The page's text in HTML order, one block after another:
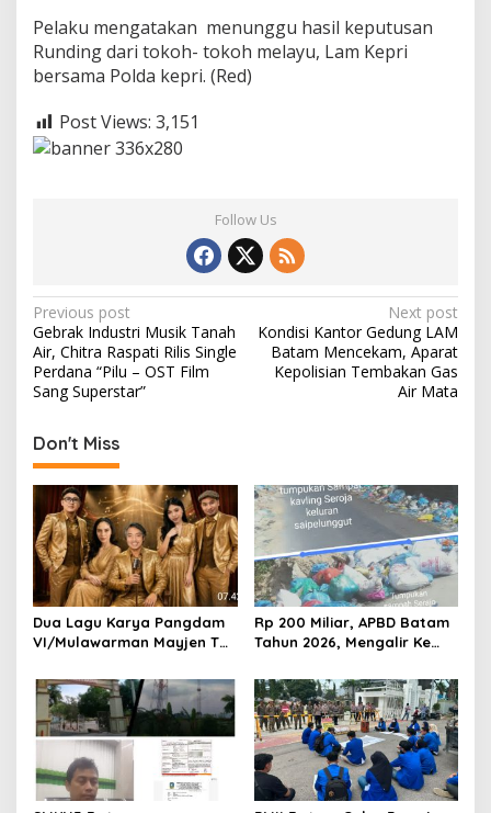
Pelaku mengatakan menunggu hasil keputusan
Runding dari tokoh- tokoh melayu, Lam Kepri
bersama Polda kepri. (Red)
Post Views: 3,151
Follow Us
P
o
s
n
a
v
i
g
a
t
i
o
n
Previous post
Gebrak Industri Musik Tanah
Air, Chitra Raspati Rilis Single
Perdana “Pilu – OST Film
Sang Superstar”
Next post
Kondisi Kantor Gedung LAM
Batam Mencekam, Aparat
Kepolisian Tembakan Gas
Air Mata
Don't Miss
Dua Lagu Karya Pangdam
VI/Mulawarman Mayjen TNI
Singing Competition HUT
Ke-81 RI
Rp 200 Miliar, APBD Batam
Tahun 2026, Mengalir Ke
Batam, Belum Berhasil
Bereskan Sampah